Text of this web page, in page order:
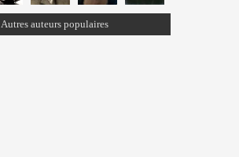
Autres auteurs populaires